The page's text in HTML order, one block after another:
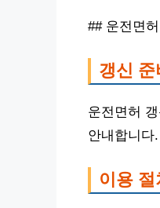
## 운전면
갱신
운전면허
안내합니다
이용 절